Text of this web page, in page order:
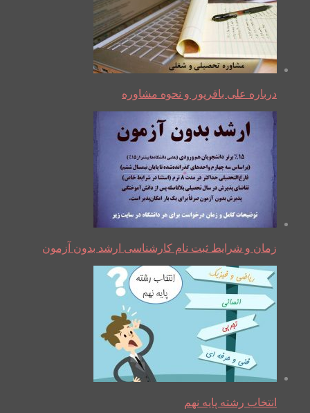
درباره علی باقرپور و نحوه مشاوره
زمان و شرایط ثبت نام کارشناسی ارشد بدون آزمون
انتخاب رشته پایه نهم